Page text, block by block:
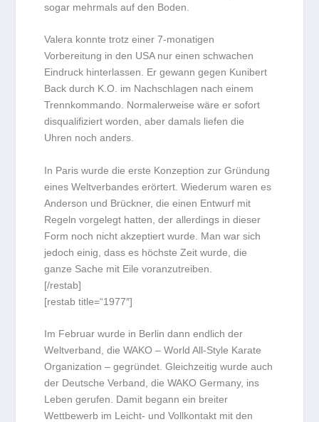
sogar mehrmals auf den Boden.
Valera konnte trotz einer 7-monatigen
Vorbereitung in den USA nur einen schwachen
Eindruck hinterlassen. Er gewann gegen Kunibert
Back durch K.O. im Nachschlagen nach einem
Trennkommando. Normalerweise wäre er sofort
disqualifiziert worden, aber damals liefen die
Uhren noch anders.
In Paris wurde die erste Konzeption zur Gründung
eines Weltverbandes erörtert. Wiederum waren es
Anderson und Brückner, die einen Entwurf mit
Regeln vorgelegt hatten, der allerdings in dieser
Form noch nicht akzeptiert wurde. Man war sich
jedoch einig, dass es höchste Zeit wurde, die
ganze Sache mit Eile voranzutreiben.
[/restab]
[restab title=“1977″]
Im Februar wurde in Berlin dann endlich der
Weltverband, die WAKO – World All-Style Karate
Organization – gegründet. Gleichzeitig wurde auch
der Deutsche Verband, die WAKO Germany, ins
Leben gerufen. Damit begann ein breiter
Wettbewerb im Leicht- und Vollkontakt mit den